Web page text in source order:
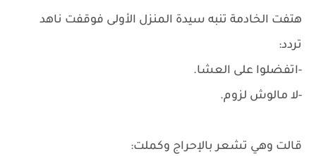
هتفت الخادمة تنبه سيدة المنزل الأولى فوقفت ناهد
تردد:
-اتفضلوا على العشا.
-لا مالوش لزوم.
قالت وهي تشعر بالإحراج وكملت: